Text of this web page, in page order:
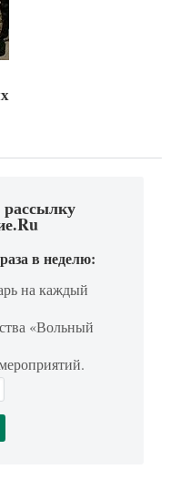
в неделю:
на каждый
«Вольный